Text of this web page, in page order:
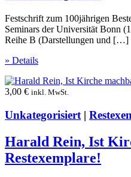
Festschrift zum 100jährigen
Seminars der Universität Bonn
Reihe B (Darstellungen und […]
» Details
3,00 € inkl. MwSt.
Unkategorisiert |
Harald Rein, Ist
Restexemplare!